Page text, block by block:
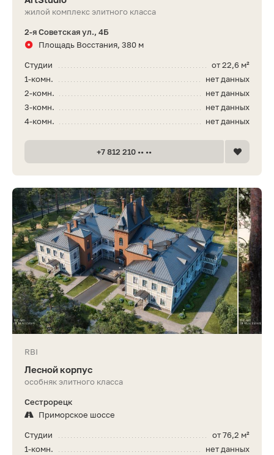
жилой комплекс элитного класса
2-я Советская ул., 4Б
Площадь Восстания, 380 м
от 22,6 м²
Студии
нет данных
1-комн.
нет данных
2-комн.
нет данных
3-комн.
нет данных
4-комн.
+7 812 210 •• ••
RBI
Лесной корпус
особняк элитного класса
Сестрорецк
Приморское шоссе
от 76,2 м²
Студии
нет данных
1-комн.